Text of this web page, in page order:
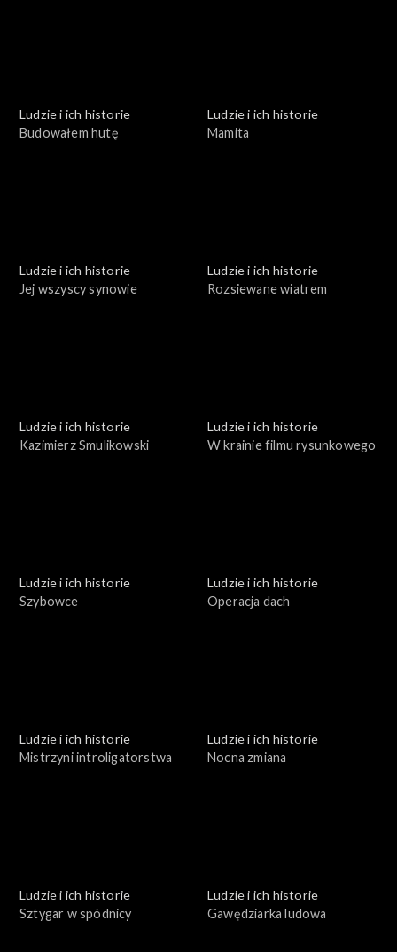
Ludzie i ich historie
Budowałem hutę
Ludzie i ich historie
Mamita
Ludzie i ich historie
Jej wszyscy synowie
Ludzie i ich historie
Rozsiewane wiatrem
Ludzie i ich historie
Kazimierz Smulikowski
Ludzie i ich historie
W krainie filmu rysunkowego
Ludzie i ich historie
Szybowce
Ludzie i ich historie
Operacja dach
Ludzie i ich historie
Mistrzyni introligatorstwa
Ludzie i ich historie
Nocna zmiana
Ludzie i ich historie
Sztygar w spódnicy
Ludzie i ich historie
Gawędziarka ludowa